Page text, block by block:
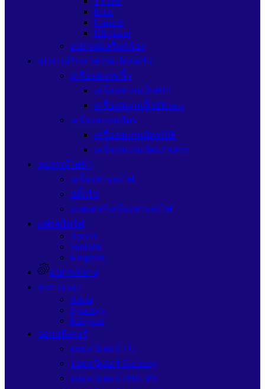
Imou
Uniarch
Hikvision
อุปกรณ์เสริมกล้อง
อุปกรณ์รักษาความปลอดภัย
เครื่องสแกนนิ้ว
เครื่องสแกนนิ้วHIP
เครื่องสแกนนิ้วZKteco
เครื่องสแกนบัตร
เครื่องสแกนบัตรHIP
เครื่องสแกนบัตรZKteco
อุปกรณ์ไฟฟ้า
เครื่องสำรองไฟ
ปลั๊กไฟ
แบตเตอรี่เครื่องสำรองไฟ
แฟรชไดร์ฟ
Apacer
SanDisk
Kingston
อุปกรณ์ช่าง
Ram (แรม)
Adata
Synology
Kingston
จอมอนิเตอร์
จอมอนิเตอร์ LG
จอมอนิเตอร์ Samsung
จอมอนิเตอร์ PHILIPS